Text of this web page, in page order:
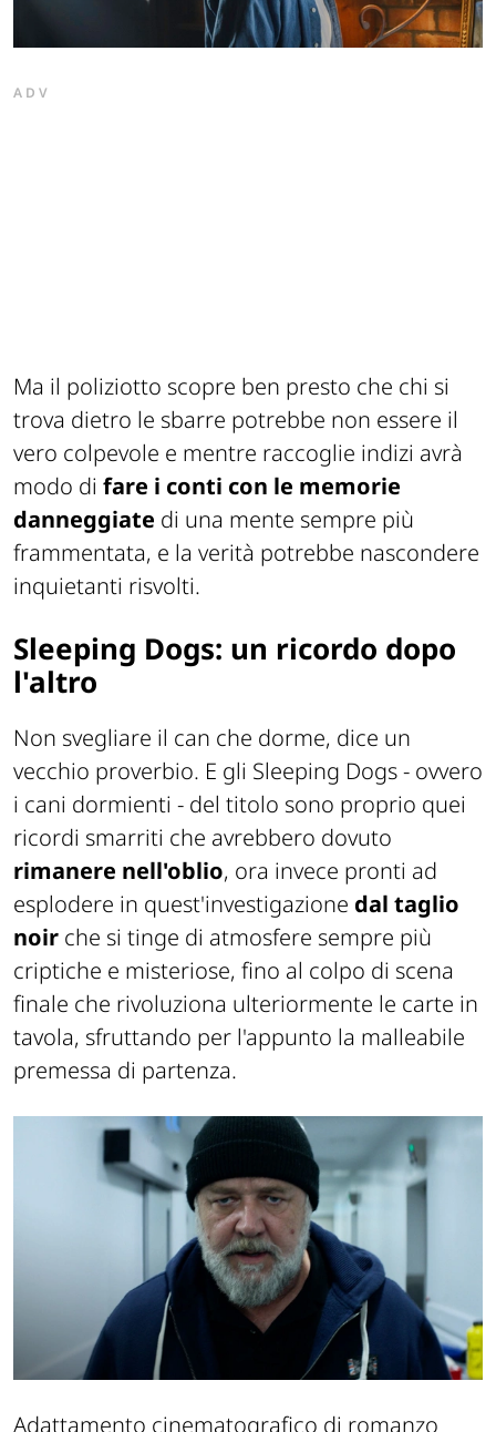
ADV
Ma il poliziotto scopre ben presto che chi si
trova dietro le sbarre potrebbe non essere il
vero colpevole e mentre raccoglie indizi avrà
modo di fare i conti con le memorie
danneggiate di una mente sempre più
frammentata, e la verità potrebbe nascondere
inquietanti risvolti.
Sleeping Dogs: un ricordo dopo
l'altro
Non svegliare il can che dorme, dice un
vecchio proverbio. E gli Sleeping Dogs- ovvero
i cani dormienti - del titolo sono proprio quei
ricordi smarriti che avrebbero dovuto
rimanere nell'oblio, ora invece pronti ad
esplodere in quest'investigazione dal taglio
noir che si tinge di atmosfere sempre più
criptiche e misteriose, fino al colpo di scena
finale che rivoluziona ulteriormente le carte in
tavola, sfruttando per l'appunto la malleabile
premessa di partenza.
Adattamento cinematografico di romanzo